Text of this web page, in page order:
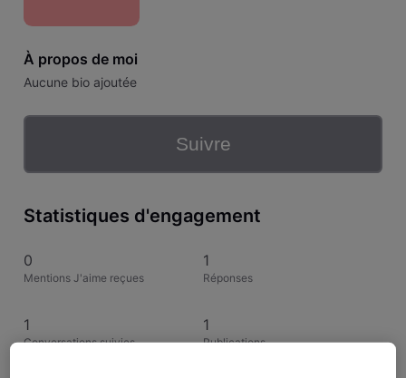
À propos de moi
Aucune bio ajoutée
Suivre
Statistiques d'engagement
0
Mentions J'aime reçues
1
Réponses
1
Conversations suivies
1
Publications